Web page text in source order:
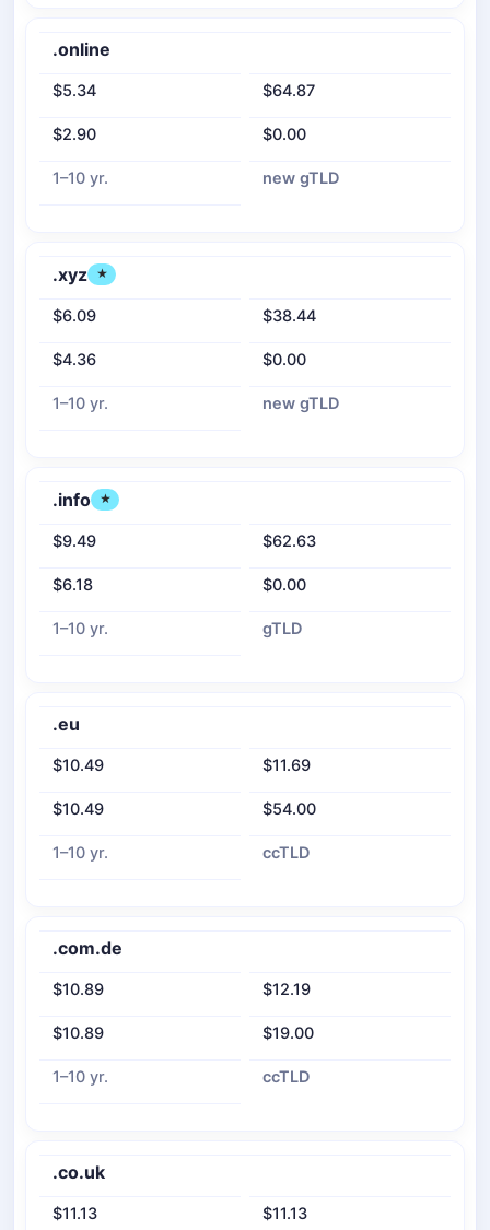
.online
$5.34 $64.87
$2.90 $0.00
1–10 yr. new gTLD
.xyz ★
$6.09 $38.44
$4.36 $0.00
1–10 yr. new gTLD
.info ★
$9.49 $62.63
$6.18 $0.00
1–10 yr. gTLD
.eu
$10.49 $11.69
$10.49 $54.00
1–10 yr. ccTLD
.com.de
$10.89 $12.19
$10.89 $19.00
1–10 yr. ccTLD
.co.uk
$11.13 $11.13